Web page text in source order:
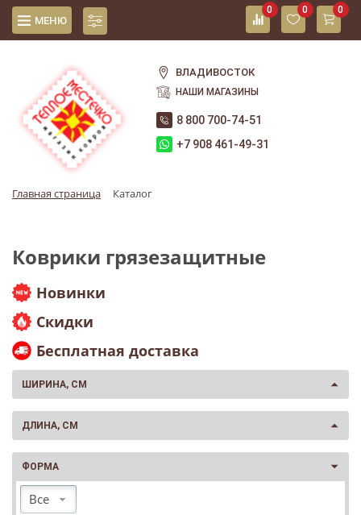
МЕНЮ
0 0 0
ВЛАДИВОСТОК
НАШИ МАГАЗИНЫ
8 800 700-74-51
+7 908 461-49-31
Главная страница Каталог
Коврики грязезащитные
Новинки
Скидки
Бесплатная доставка
ШИРИНА, CМ
ДЛИНА, CМ
ФОРМА
Все